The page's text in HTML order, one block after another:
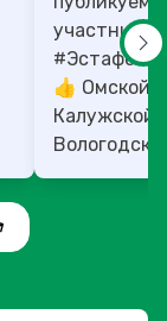
участников
👍 Омской,
Калужской,
областям!